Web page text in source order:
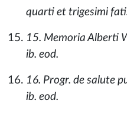
quarti et trigesimi
15. Memoria Alberti
ib. eod.
16. Progr. de salute
ib. eod.